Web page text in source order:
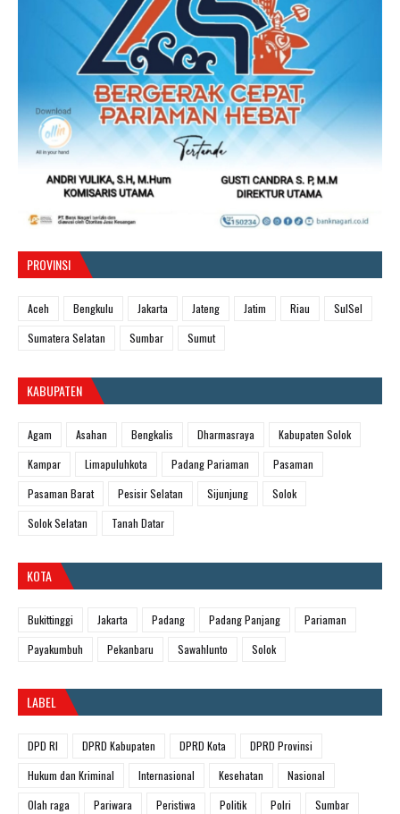
PROVINSI
Aceh Bengkulu Jakarta Jateng Jatim Riau
SulSel
Sumatera Selatan
Sumbar Sumut
KABUPATEN
Agam Asahan Bengkalis Dharmasraya
Kabupaten Solok
Kampar
Limapuluhkota Padang Pariaman
Pasaman
Pasaman Barat
Pesisir Selatan Sijunjung
Solok
Solok Selatan
Tanah Datar
KOTA
Bukittinggi Jakarta Padang Padang Panjang
Pariaman
Payakumbuh
Pekanbaru Sawahlunto Solok
LABEL
DPD RI DPRD Kabupaten DPRD Kota
DPRD Provinsi
Hukum dan Kriminal
Internasional Kesehatan
Nasional
Olah raga
Pariwara Peristiwa Politik Polri Sumbar